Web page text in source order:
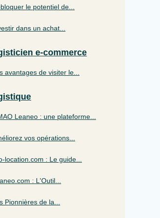
le potentiel de...
dans un achat...
e-commerce
avantages de visiter le...
Leaneo : une plateforme...
vos opérations...
location.com : Le guide...
: L'Outil...
Pionnières de la...